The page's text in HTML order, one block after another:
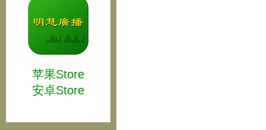
苹果Store
安卓Store